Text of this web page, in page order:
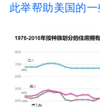
此举帮助美国的